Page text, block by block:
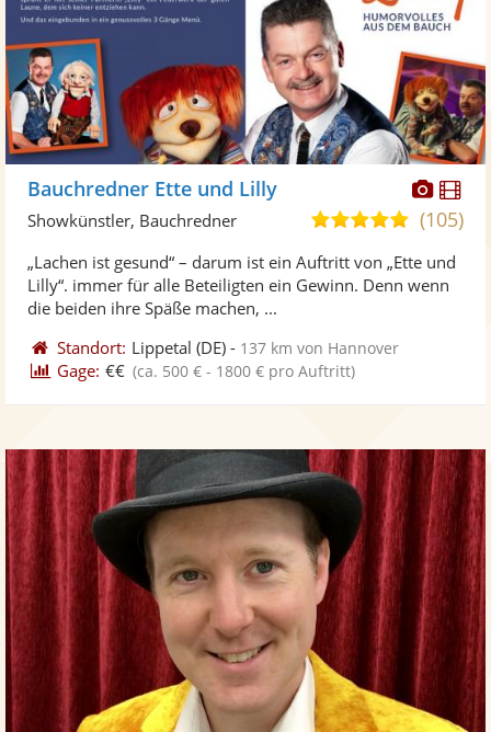
Fotos
Bauchredner Ette und Lilly
4,9
5
(105)
Showkünstler, Bauchredner
„Lachen ist gesund“ – darum ist ein Auftritt von „Ette und
Lilly“. immer für alle Beteiligten ein Gewinn. Denn wenn
die beiden ihre Späße machen, ...
Standort: Lippetal (DE) - 137 km von Hannover
Gage: €€ (ca. 500 € - 1800 € pro Auftritt)